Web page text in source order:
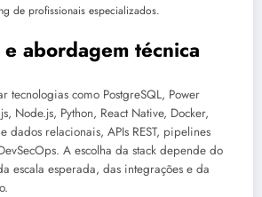
de profissionais especializados.
abordagem técnica
tecnologias como PostgreSQL, Power
Node.js, Python, React Native, Docker,
dados relacionais, APIs REST, pipelines
A escolha da stack depende do
escala esperada, das integrações e da